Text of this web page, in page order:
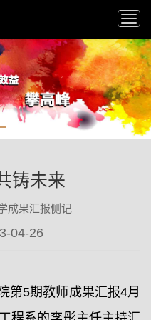
铸未来
果汇报侧记
04-26
第5期教师成果汇报4月